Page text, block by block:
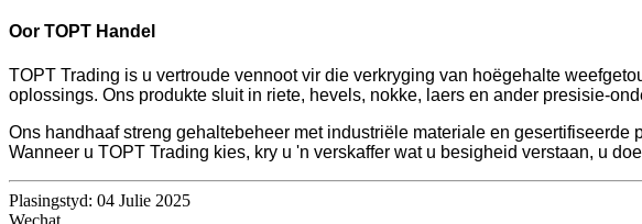
Oor TOPT Handel
TOPT Trading is u vertroude vennoot vir die verkryging van hoëgehalte
oplossings. Ons produkte sluit in riete, hevels, nokke, laers en ander presisie-
Ons handhaaf streng gehaltebeheer met industriële materiale en
Wanneer u TOPT Trading kies, kry u 'n verskaffer wat u besigheid verstaan, u
Plasingstyd: 04 Julie 2025
Wechat